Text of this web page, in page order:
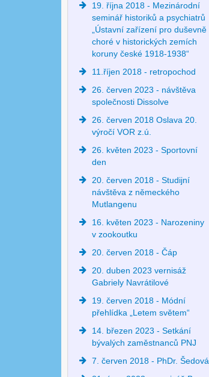
19. října 2018 - Mezinárodní
seminář historiků a psychiatrů
„Ústavní zařízení pro duševně
choré v historických zemích
koruny české 1918-1938“
11.říjen 2018 - retropochod
26. červen 2023 - návštěva
společnosti Dissolve
26. červen 2018 Oslava 20.
výročí VOR z.ú.
26. květen 2023 - Sportovní
den
20. červen 2018 - Studijní
návštěva z německého
Mutlangenu
16. květen 2023 - Narozeniny
v zookoutku
20. červen 2018 - Čáp
20. duben 2023 vernisáž
Gabriely Navrátilové
19. červen 2018 - Módní
přehlídka „Letem světem“
14. březen 2023 - Setkání
bývalých zaměstnanců PNJ
7. červen 2018 - PhDr. Šedová